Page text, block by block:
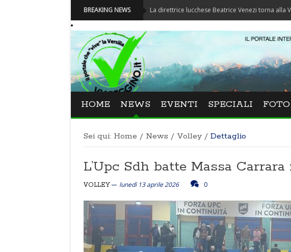
BREAKING NEWS
Festival La Versiliana - La direttrice lucchese Beatrice Venezi torna alla Versiliana
HOME NEWS EVENTI SPECIALI FOTO
Sei qui: Home / News / Volley / Dettaglio
L’Upc Sdh batte Massa
VOLLEY lunedì 13 aprile 2026 0